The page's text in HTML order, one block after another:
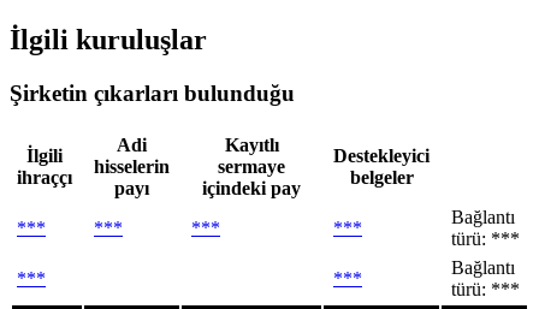
İlgili kuruluşlar
Şirketin çıkarları bulunduğu
İlgili
ihraççı
Adi
hisselerin
payı
Kayıtlı
sermaye
içindeki pay
Destekleyici
belgeler
*** *** *** ***
Bağlantı
türü: ***
***
***
Bağlantı
türü: ***